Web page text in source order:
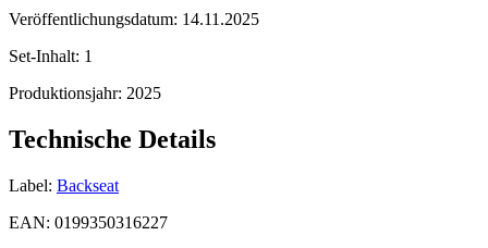
Veröffentlichungsdatum: 14.11.2025
Set-Inhalt: 1
Produktionsjahr: 2025
Technische Details
Label: Backseat
EAN: 0199350316227